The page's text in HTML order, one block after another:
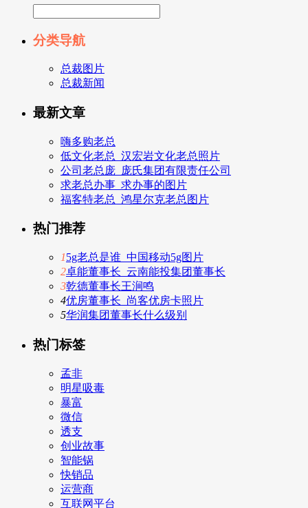
分类导航
总裁图片
总裁新闻
最新文章
嗨多购老总
低文化老总_汉宏岩文化老总照片
公司老总庞_庞氏集团有限责任公司
求老总办事_求办事的图片
福客特老总_鸿星尔克老总图片
热门推荐
15g老总是谁_中国移动5g图片
2卓能董事长_云南能投集团董事长
3乾德董事长王涧鸣
4优房董事长_尚客优房卡照片
5华润集团董事长什么级别
热门标签
孟非
明星吸毒
暴富
微信
透支
创业故事
智能锅
快销品
运营商
互联网平台